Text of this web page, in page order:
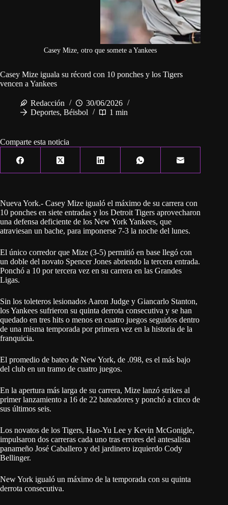
Casey Mize, otro que somete a Yankees
Casey Mize iguala su récord con 10 ponches y los Tigers
vencen a Yankees
Redacción
30/06/2026
Deportes, Béisbol 1 min
Comparte esta noticia
Nueva York.- Casey Mize igualó el máximo de su carrera con
10 ponches en siete entradas y los Detroit Tigers aprovecharon
una defensa deficiente de los New York Yankees, que
atraviesan un bache, para imponerse 7-3 la noche del lunes.
El único corredor que Mize (3-5) permitió en base llegó con
un doble del novato Spencer Jones abriendo la tercera entrada.
Ponchó a 10 por tercera vez en su carrera en las Grandes
Ligas.
Sin los toleteros lesionados Aaron Judge y Giancarlo Stanton,
los Yankees sufrieron su quinta derrota consecutiva y se han
quedado en tres hits o menos en cuatro juegos seguidos dentro
de una misma temporada por primera vez en la historia de la
franquicia.
El promedio de bateo de New York, de .098, es el más bajo
del club en un tramo de cuatro juegos.
En la apertura más larga de su carrera, Mize lanzó strikes al
primer lanzamiento a 16 de 22 bateadores y ponchó a cinco de
sus últimos seis.
Los novatos de los Tigers, Hao-Yu Lee y Kevin McGonigle,
impulsaron dos carreras cada uno tras errores del antesalista
panameño José Caballero y del jardinero izquierdo Cody
Bellinger.
New York igualó un máximo de la temporada con su quinta
derrota consecutiva.